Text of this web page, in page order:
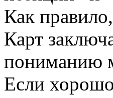
Как
Карт
пониманию
Если